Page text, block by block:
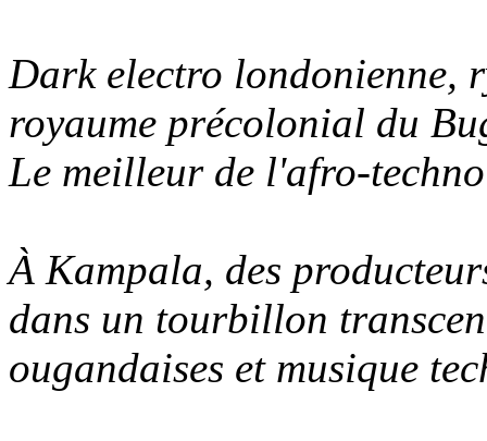
Dark electro londonienne,
royaume précolonial du
Le meilleur de l'afro-
À Kampala, des
dans un tourbillon
ougandaises et musique